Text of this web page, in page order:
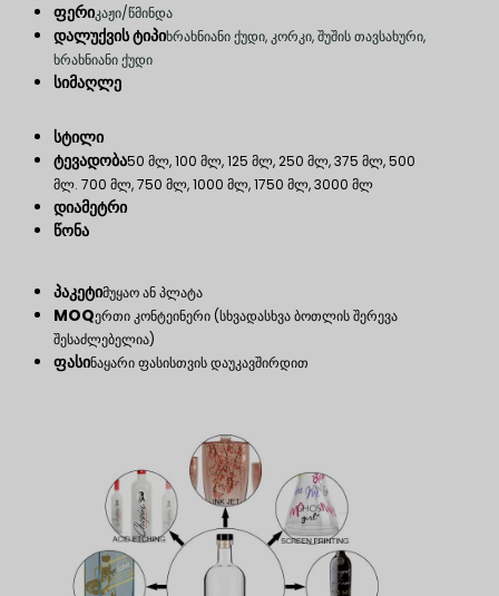
ფერიკაჟი/წმინდა
დალუქვის ტიპიხრახნიანი ქუდი, კორკი, შუშის თავსახური,
ხრახნიანი ქუდი
სიმაღლე
სტილი
ტევადობა50 მლ, 100 მლ, 125 მლ, 250 მლ, 375 მლ, 500
მლ. 700 მლ, 750 მლ, 1000 მლ, 1750 მლ, 3000 მლ
დიამეტრი
წონა
პაკეტიმუყაო ან პლატა
MOQერთი კონტეინერი (სხვადასხვა ბოთლის შერევა
შესაძლებელია)
ფასინაყარი ფასისთვის დაუკავშირდით